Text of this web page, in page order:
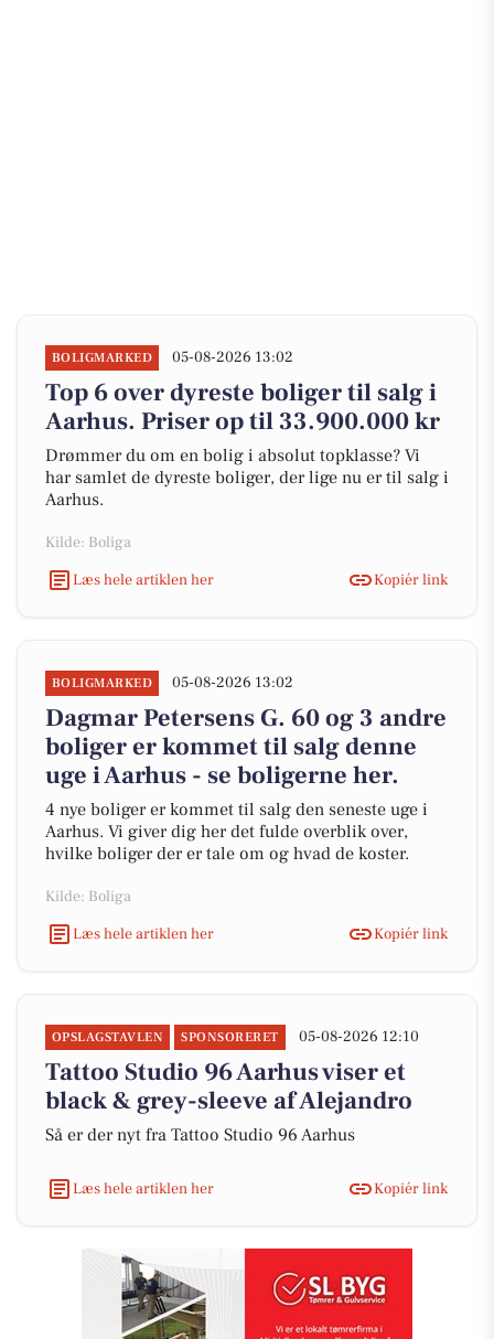
BOLIGMARKED 05-08-2026 13:02
Top 6 over dyreste boliger til salg i
Aarhus. Priser op til 33.900.000 kr
Drømmer du om en bolig i absolut topklasse? Vi
har samlet de dyreste boliger, der lige nu er til salg i
Aarhus.
Kilde: Boliga
Læs hele artiklen her
Kopiér link
BOLIGMARKED 05-08-2026 13:02
Dagmar Petersens G. 60 og 3 andre
boliger er kommet til salg denne
uge i Aarhus - se boligerne her.
4 nye boliger er kommet til salg den seneste uge i
Aarhus. Vi giver dig her det fulde overblik over,
hvilke boliger der er tale om og hvad de koster.
Kilde: Boliga
Læs hele artiklen her
Kopiér link
OPSLAGSTAVLEN SPONSORERET 05-08-2026 12:10
Tattoo Studio 96 Aarhus viser et
black & grey-sleeve af Alejandro
Så er der nyt fra Tattoo Studio 96 Aarhus
Læs hele artiklen her Kopiér link